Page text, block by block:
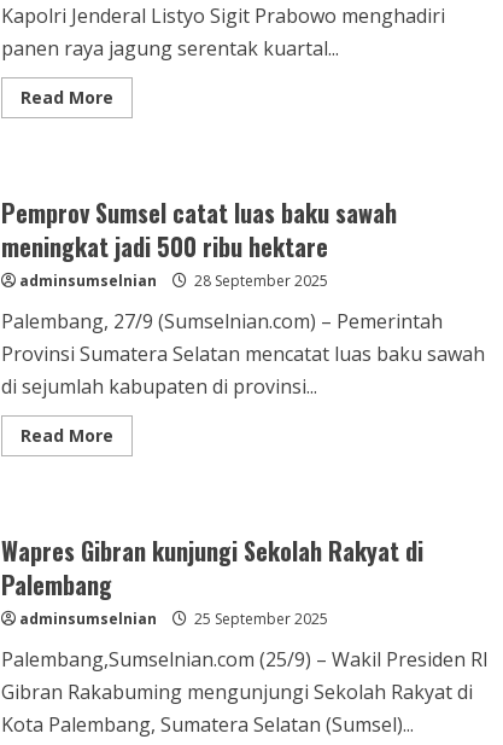
Kapolri Jenderal Listyo Sigit Prabowo menghadiri
panen raya jagung serentak kuartal...
Read More
Pemprov Sumsel catat luas baku sawah
meningkat jadi 500 ribu hektare
adminsumselnian 28 September 2025
Palembang, 27/9 (Sumselnian.com) – Pemerintah
Provinsi Sumatera Selatan mencatat luas baku sawah
di sejumlah kabupaten di provinsi...
Read More
Wapres Gibran kunjungi Sekolah Rakyat di
Palembang
adminsumselnian 25 September 2025
Palembang,Sumselnian.com (25/9) – Wakil Presiden RI
Gibran Rakabuming mengunjungi Sekolah Rakyat di
Kota Palembang, Sumatera Selatan (Sumsel)...